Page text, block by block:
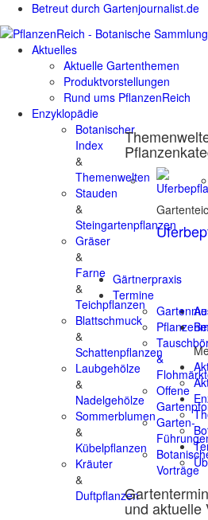
Betreut durch Gartenjournalist.de
Aktuelles
Aktuelle Gartenthemen
Produktvorstellungen
Rund ums PflanzenReich
Enzyklopädie
Botanischer
Index
&
Themenwelten
Stauden
&
Steingartenpflanzen
Gräser
&
Farne
&
Teichpflanzen
Blattschmuck
&
Schattenpflanzen
Laubgehölze
&
Nadelgehölze
Sommerblumen
&
Kübelpflanzen
Kräuter
&
Duftpflanzen
Gärtnerpraxis
Termine
&
Offene
Garten-
Vorträge
und aktuelle